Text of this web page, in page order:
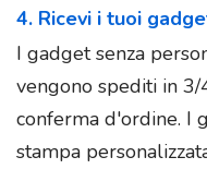
4. Ricevi i tuoi
I gadget senza
vengono spediti in
conferma d'ordine. I
stampa